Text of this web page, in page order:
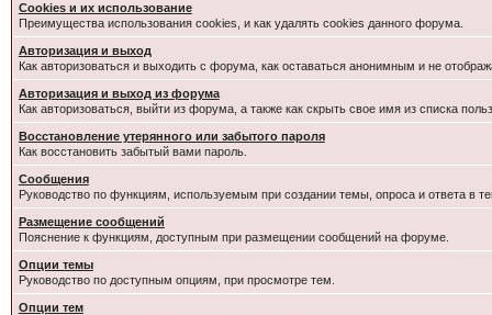
Cookies и их использование
Преимущества использования cookies, и как удалять cookies данного форума.
Авторизация и выход
Как авторизоваться и выходить с форума, как оставаться анонимным и не
Авторизация и выход из форума
Как авторизоваться, выйти из форума, а также как скрыть свое имя из списка
Восстановление утерянного или забытого пароля
Как восстановить забытый вами пароль.
Сообщения
Руководство по функциям, используемым при создании темы, опроса и ответа в
Размещение сообщений
Пояснение к функциям, доступным при размещении сообщений на форуме.
Опции темы
Руководство по доступным опциям, при просмотре тем.
Опции тем